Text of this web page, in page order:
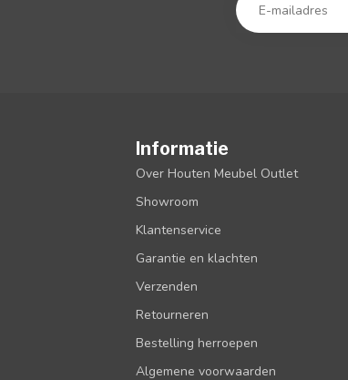
Informatie
Over Houten Meubel Outlet
Showroom
Klantenservice
Garantie en klachten
Verzenden
Retourneren
Bestelling herroepen
Algemene voorwaarden